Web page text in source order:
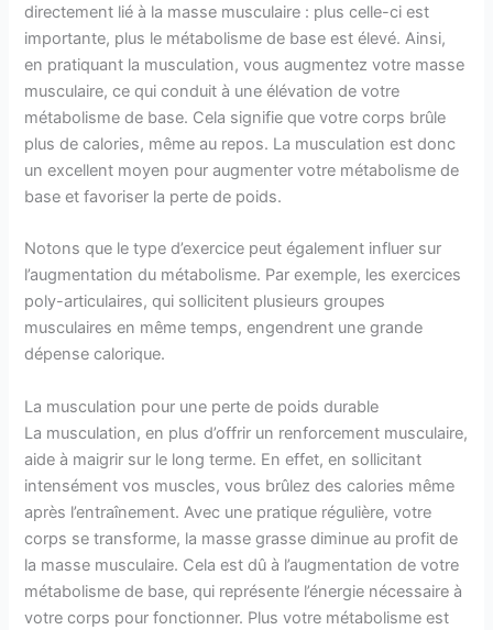
directement lié à la masse musculaire : plus celle-ci est
importante, plus le métabolisme de base est élevé. Ainsi,
en pratiquant la musculation, vous augmentez votre masse
musculaire, ce qui conduit à une élévation de votre
métabolisme de base. Cela signifie que votre corps brûle
plus de calories, même au repos. La musculation est donc
un excellent moyen pour augmenter votre métabolisme de
base et favoriser la perte de poids.
Notons que le type d’exercice peut également influer sur
l’augmentation du métabolisme. Par exemple, les exercices
poly-articulaires, qui sollicitent plusieurs groupes
musculaires en même temps, engendrent une grande
dépense calorique.
La musculation pour une perte de poids durable
La musculation, en plus d’offrir un renforcement musculaire,
aide à maigrir sur le long terme. En effet, en sollicitant
intensément vos muscles, vous brûlez des calories même
après l’entraînement. Avec une pratique régulière, votre
corps se transforme, la masse grasse diminue au profit de
la masse musculaire. Cela est dû à l’augmentation de votre
métabolisme de base, qui représente l’énergie nécessaire à
votre corps pour fonctionner. Plus votre métabolisme est